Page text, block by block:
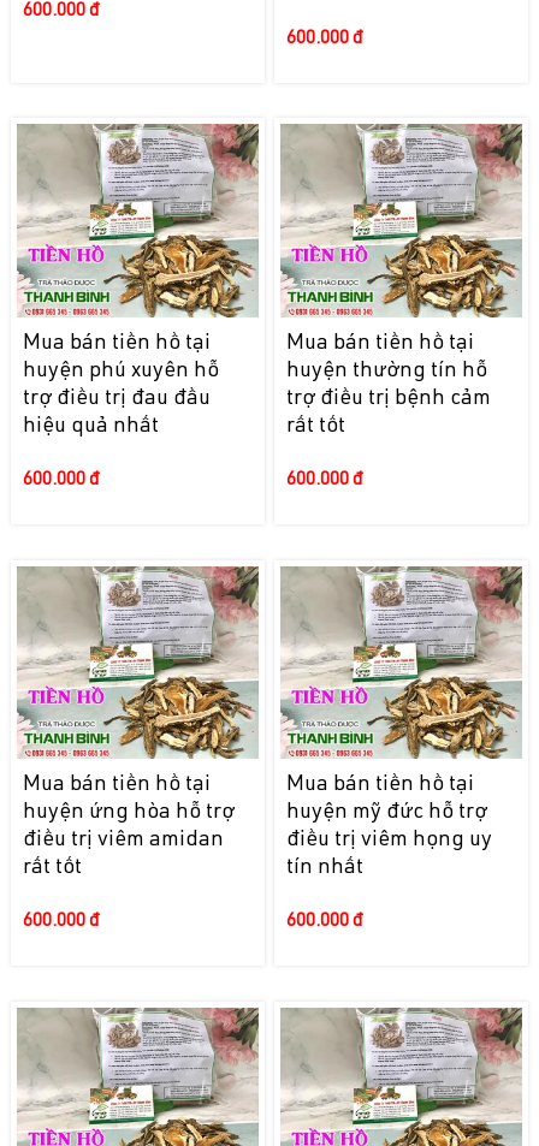
600.000 đ
600.000 đ
Mua bán tiền hồ tại
huyện phú xuyên hỗ
trợ điều trị đau đầu
hiệu quả nhất
600.000 đ
Mua bán tiền hồ tại
huyện thường tín hỗ
trợ điều trị bệnh cảm
rất tốt
600.000 đ
Mua bán tiền hồ tại
huyện ứng hòa hỗ trợ
điều trị viêm amidan
rất tốt
600.000 đ
Mua bán tiền hồ tại
huyện mỹ đức hỗ trợ
điều trị viêm họng uy
tín nhất
600.000 đ